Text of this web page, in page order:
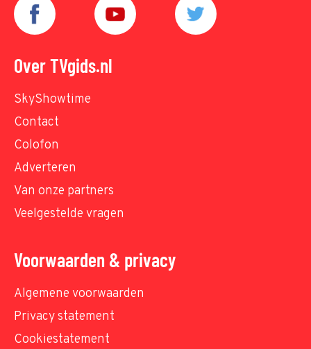
Over TVgids.nl
SkyShowtime
Contact
Colofon
Adverteren
Van onze partners
Veelgestelde vragen
Voorwaarden & privacy
Algemene voorwaarden
Privacy statement
Cookiestatement